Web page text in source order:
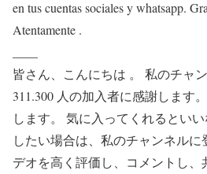
en tus cuentas sociales y whatsapp.
Atentamente .
皆さん、こんにちは 。 私のチャ
311.300 人の加入者に感謝します
します。 気に入ってくれるとい
したい場合は、私のチャンネル
デオを高く評価し、コメントし